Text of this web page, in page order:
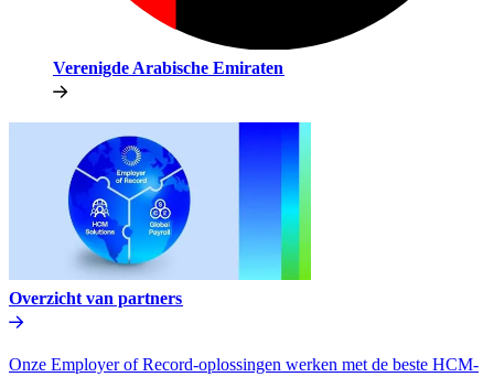
Verenigde Arabische Emiraten​​
Overzicht van partners​​
Onze Employer of Record-oplossingen werken met de beste HCM-